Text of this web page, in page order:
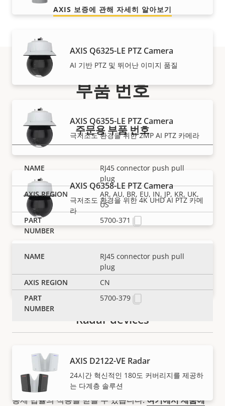
AXIS Q6325-LE PTZ Camera
AI 기반 PTZ 및 뛰어난 이미지 품질
AXIS Q6355-LE PTZ Camera
극저조도 환경을 위한 2MP AI PTZ 카메라
AXIS Q6358-LE PTZ Camera
극저조도 환경을 위한 4K UHD AI PTZ 카메
라
AXIS Q6411-LE Bispectral PTZ
AI 기반 올인원 열상 및 영상 카메라
Radar devices
AXIS D2122-VE Radar
24시간 혁신적인 180도 커버리지를 제공하
는 다계층 솔루션
AXIS 보증에 관해 자세히 알아보기
부품 번호
주문용 부품 번호
RJ45 connector push pull
plug
AR, AU, BR, EU, IN, JP, KR, UK,
US
5700-371
RJ45 connector push pull
plug
CN
5700-379
참고
Axis 제품은 미국 및 EU 수출 통제 규정과 기타 국가 수출
통제 법률의 적용을 받을 수 있습니다.여기에서 제품에